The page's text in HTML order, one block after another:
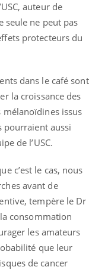
auteur de
seule ne peut pas
protecteurs du
dans le café sont
la croissance des
mélanoïdines issus
pourraient aussi
de l’USC.
c’est le cas, nous
avant de
tempère le Dr
consommation
les amateurs
que leur
de cancer